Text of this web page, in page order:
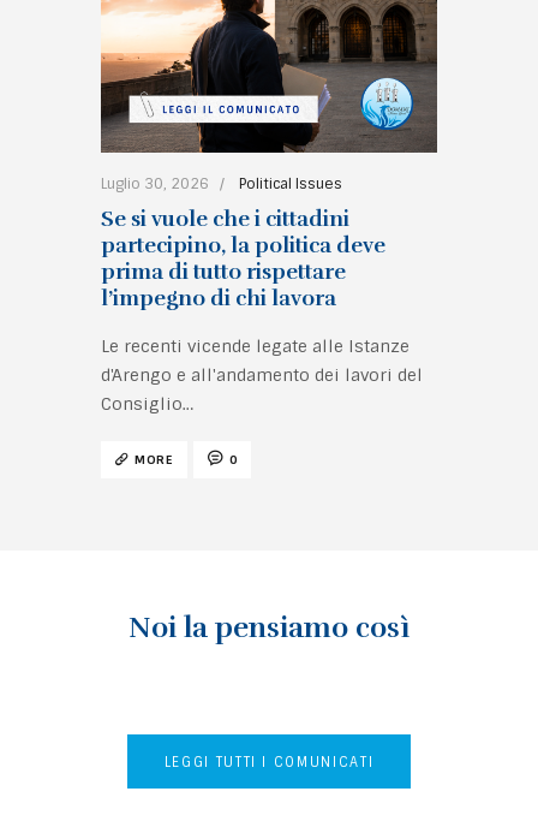
Se si vuole che i cittadini
partecipino, la politica deve
prima di tutto rispettare
l’impegno di chi lavora
Luglio 30, 2026 Political Issues
Le recenti vicende legate alle Istanze
d'Arengo e all'andamento dei lavori del
Consiglio…
MORE 0
Noi la pensiamo così
LEGGI TUTTI I COMUNICATI